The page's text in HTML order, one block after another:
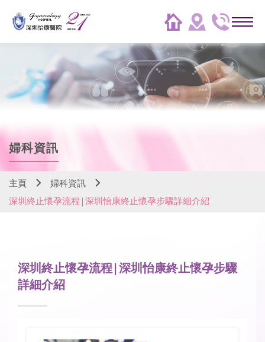
婦科資訊
主頁
婦科資訊
深圳終止懷孕流程|深圳怡康終止懷孕步驟詳細介紹
深圳終止懷孕流程|深圳怡康終止懷孕步驟
詳細介紹